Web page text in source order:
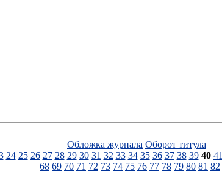
Обложка журнала Оборот титула
24 25 26 27 28 29 30 31 32 33 34 35 36 37 38 39 40 41
68 69 70 71 72 73 74 75 76 77 78 79 80 81 82